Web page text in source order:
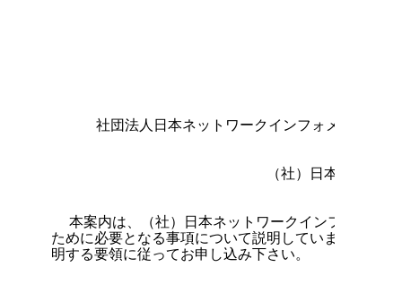
社団法人日本ネットワークインフォメーション
（社）日本ネットワー
本案内は、（社）日本ネットワークインフォメー
ために必要となる事項について説明しています。入
明する要領に従ってお申し込み下さい。